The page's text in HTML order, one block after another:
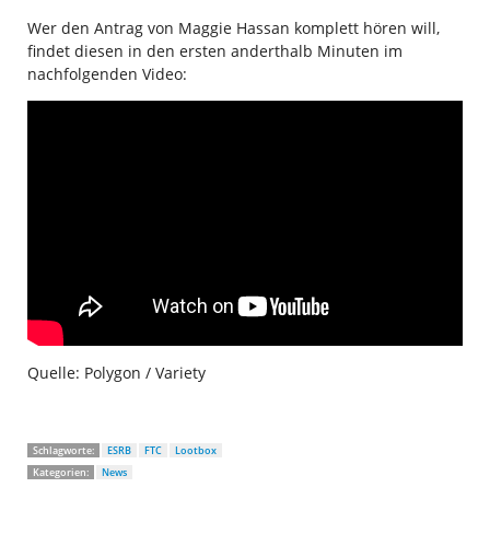
Wer den Antrag von Maggie Hassan komplett hören will,
findet diesen in den ersten anderthalb Minuten im
nachfolgenden Video:
Quelle: Polygon / Variety
Schlagworte: ESRB FTC
Lootbox
Kategorien:
News